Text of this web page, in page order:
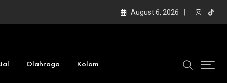
August 6, 2026
Olahraga Kolom